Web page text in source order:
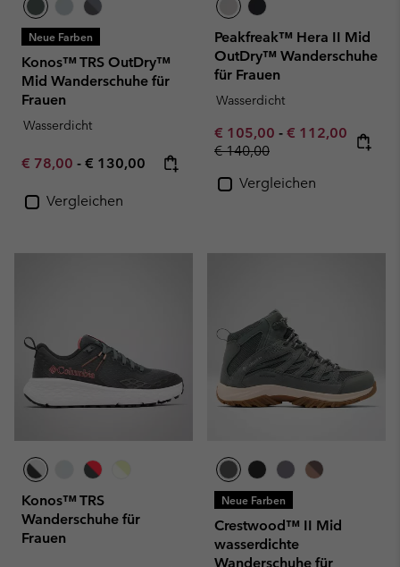
Neue Farben
Konos™ TRS OutDry™
Mid Wanderschuhe für
Frauen
Wasserdicht
Minimum sale price:
€ 78,00 - Maximum price:
€ 130,00
Vergleichen
Peakfreak™ Hera II Mid
OutDry™ Wanderschuhe
für Frauen
Wasserdicht
Minimum sale price:
€ 105,00 - Maximum sale
€ 112,00
Regular price:
€ 140,00
Vergleichen
Konos™ TRS
Wanderschuhe für
Frauen
Neue Farben
Crestwood™ II Mid
wasserdichte
Wanderschuhe für